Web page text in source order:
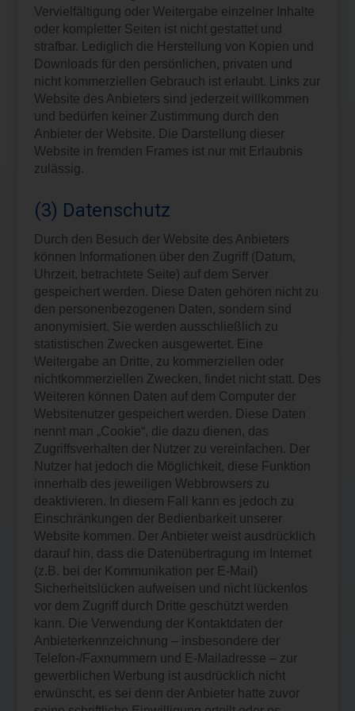
Vervielfältigung oder Weitergabe einzelner Inhalte
oder kompletter Seiten ist nicht gestattet und
strafbar. Lediglich die Herstellung von Kopien und
Downloads für den persönlichen, privaten und
nicht kommerziellen Gebrauch ist erlaubt. Links zur
Website des Anbieters sind jederzeit willkommen
und bedürfen keiner Zustimmung durch den
Anbieter der Website. Die Darstellung dieser
Website in fremden Frames ist nur mit Erlaubnis
zulässig.
(3) Datenschutz
Durch den Besuch der Website des Anbieters
können Informationen über den Zugriff (Datum,
Uhrzeit, betrachtete Seite) auf dem Server
gespeichert werden. Diese Daten gehören nicht zu
den personenbezogenen Daten, sondern sind
anonymisiert. Sie werden ausschließlich zu
statistischen Zwecken ausgewertet. Eine
Weitergabe an Dritte, zu kommerziellen oder
nichtkommerziellen Zwecken, findet nicht statt. Des
Weiteren können Daten auf dem Computer der
Websitenutzer gespeichert werden. Diese Daten
nennt man „Cookie“, die dazu dienen, das
Zugriffsverhalten der Nutzer zu vereinfachen. Der
Nutzer hat jedoch die Möglichkeit, diese Funktion
innerhalb des jeweiligen Webbrowsers zu
deaktivieren. In diesem Fall kann es jedoch zu
Einschränkungen der Bedienbarkeit unserer
Website kommen. Der Anbieter weist ausdrücklich
darauf hin, dass die Datenübertragung im Internet
(z.B. bei der Kommunikation per E-Mail)
Sicherheitslücken aufweisen und nicht lückenlos
vor dem Zugriff durch Dritte geschützt werden
kann. Die Verwendung der Kontaktdaten der
Anbieterkennzeichnung – insbesondere der
Telefon-/Faxnummern und E-Mailadresse – zur
gewerblichen Werbung ist ausdrücklich nicht
erwünscht, es sei denn der Anbieter hatte zuvor